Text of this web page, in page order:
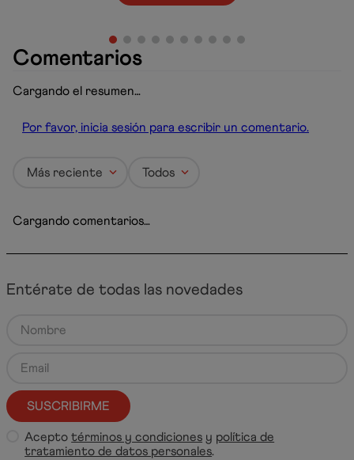
Comentarios
Cargando el resumen…
Por favor, inicia sesión para escribir un comentario.
Más reciente Todos
Cargando comentarios…
Entérate de todas las novedades
SUSCRIBIRME
Aceptotérminos y condiciones y política de
tratamiento de datos personales.